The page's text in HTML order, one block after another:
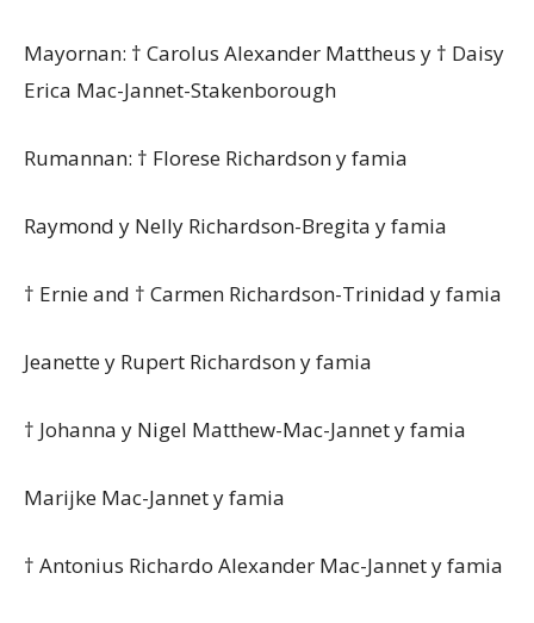
Mayornan: † Carolus Alexander Mattheus y † Daisy
Erica Mac-Jannet-Stakenborough
Rumannan: † Florese Richardson y famia
Raymond y Nelly Richardson-Bregita y famia
† Ernie and † Carmen Richardson-Trinidad y famia
Jeanette y Rupert Richardson y famia
† Johanna y Nigel Matthew-Mac-Jannet y famia
Marijke Mac-Jannet y famia
† Antonius Richardo Alexander Mac-Jannet y famia